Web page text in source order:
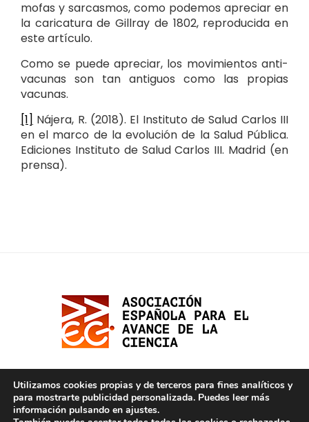
mofas y sarcasmos, como podemos apreciar en
la caricatura de Gillray de 1802, reproducida en
este artículo.
Como se puede apreciar, los movimientos anti-
vacunas son tan antiguos como las propias
vacunas.
[1] Nájera, R. (2018). El Instituto de Salud Carlos III
en el marco de la evolución de la Salud Pública.
Ediciones Instituto de Salud Carlos III. Madrid (en
prensa).
Utilizamos cookies propias y de terceros para fines analíticos y
para mostrarte publicidad personalizada. Puedes leer más
información pulsando en ajustes.